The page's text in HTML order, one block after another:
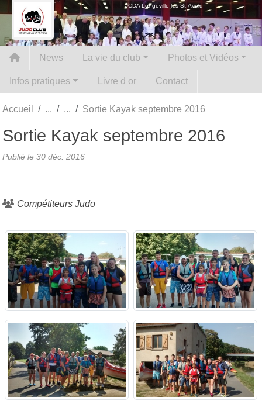
JCDA Longeville-les-St-Avold
News La vie du club Photos et Vidéos
Infos pratiques Livre d or Contact
Accueil Sortie Kayak septembre 2016
Sortie Kayak septembre 2016
Publié le 30 déc. 2016
Compétiteurs Judo
Panneau de gestion des cookies